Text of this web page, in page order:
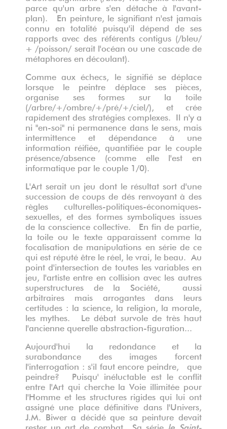
parce qu'un arbre s'en détache à l'avant-
plan). En peinture, le signifiant n'est jamais
connu en totalité puisqu'il dépend de ses
rapports avec des référents contigus (/bleu/
+ /poisson/ serait l'océan ou une cascade de
métaphores en découlant).
Comme aux échecs, le signifié se déplace
lorsque le peintre déplace ses pièces,
organise ses formes sur la toile
(/arbre/+/ombre/+/pré/+/ciel/), et crée
rapidement des stratégies complexes. Il n'y a
ni "en-soi" ni permanence dans le sens, mais
intermittence et dépendance à une
information réifiée, quantifiée par le couple
présence/absence (comme elle l'est en
informatique par le couple 1/0).
L'Art serait un jeu dont le résultat sort d'une
succession de coups de dés renvoyant à des
règles culturelles-politiques-économiques-
sexuelles, et des formes symboliques issues
de la conscience collective. En fin de partie,
la toile ou le texte apparaissent comme la
focalisation de manipulations en série de ce
qui est réputé être le réel, le vrai, le beau. Au
point d'intersection de toutes les variables en
jeu, l'artiste entre en collision avec les autres
superstructures de la Société, aussi
arbitraires mais arrogantes dans leurs
certitudes : la science, la religion, la morale,
les mythes. Le débat survole de très haut
l'ancienne querelle abstraction-figuration...
Aujourd'hui la redondance et la
surabondance des images forcent
l'interrogation : s'il faut encore peindre, que
peindre? Puisqu' inéluctable est le conflit
entre l'Art qui cherche la Voie illimitée pour
l'Homme et les structures rigides qui lui ont
assigné une place définitive dans l'Univers,
J.M. Biwer a décidé que sa peinture devait
rester un art de combat. Sa série le Saint-